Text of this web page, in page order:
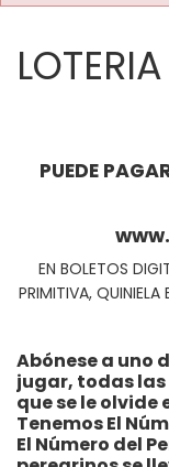
PUEDE
EN BOLETOS
PRIMITIVA,
Abónese a uno
jugar, todas
que se le olvide
Tenemos El
El Número del